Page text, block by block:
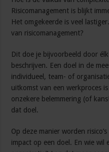
Risicomanagement is blijkt
Het omgekeerde is veel
van risicomanagement?
Dit doe je bijvoorbeeld door
beschrijven. Een doel in de
individueel, team- of
uitkomst van een werkproces
onzekere belemmering (of
dat doel.
Op deze manier worden
impact op een doel. En wie wil